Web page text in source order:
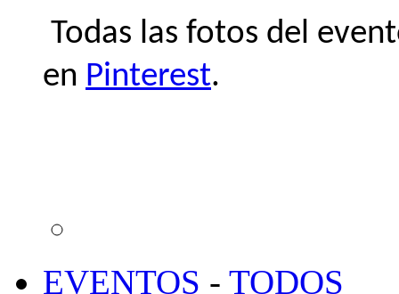
Todas las fotos del
en Pinterest.
EVENTOS - TODOS